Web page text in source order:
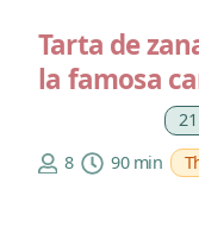
Tarta de
la famosa
8
90 min